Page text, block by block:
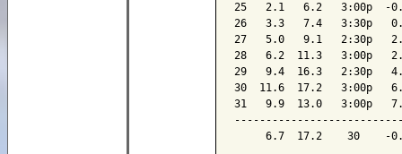
25   2.1   6.2   3:00p  -
26   3.3   7.4   3:30p
27   5.0   9.1   2:30p
28   6.2  11.3   3:00p
29   9.4  16.3   2:30p
30  11.6  17.2   3:00p
31   9.9  13.0   3:00p
6.7  17.2    30    -